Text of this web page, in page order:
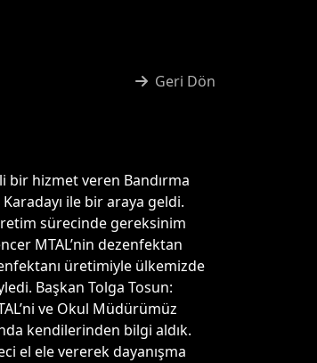
Geri Dön
bir hizmet veren Bandırma
ile bir araya geldi.
sürecinde gereksinim
MTAL’nin dezenfektan
üretimiyle ülkemizde
Başkan Tolga Tosun:
ve Okul Müdürümüz
kendilerinden bilgi aldık.
el ele vererek dayanışma